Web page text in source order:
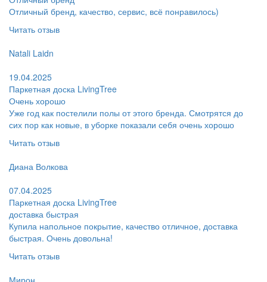
Отличный бренд, качество, сервис, всё понравилось)
Читать отзыв
Natali Laidn
19.04.2025
Паркетная доска LivingTree
Очень хорошо
Уже год как постелили полы от этого бренда. Смотрятся до
сих пор как новые, в уборке показали себя очень хорошо
Читать отзыв
Диана Волкова
07.04.2025
Паркетная доска LivingTree
доставка быстрая
Купила напольное покрытие, качество отличное, доставка
быстрая. Очень довольна!
Читать отзыв
Мирон